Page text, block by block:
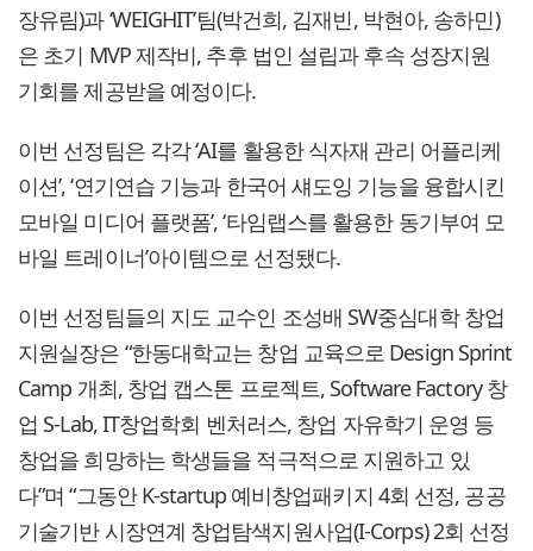
장유림)과 ‘WEIGHIT’팀(박건희, 김재빈, 박현아, 송하민)
은 초기 MVP 제작비, 추후 법인 설립과 후속 성장지원
기회를 제공받을 예정이다.
이번 선정팀은 각각 ‘AI를 활용한 식자재 관리 어플리케
이션’, ‘연기연습 기능과 한국어 섀도잉 기능을 융합시킨
모바일 미디어 플랫폼’, ‘타임랩스를 활용한 동기부여 모
바일 트레이너’아이템으로 선정됐다.
이번 선정팀들의 지도 교수인 조성배 SW중심대학 창업
지원실장은 “한동대학교는 창업 교육으로 Design Sprint
Camp 개최, 창업 캡스톤 프로젝트, Software Factory 창
업 S-Lab, IT창업학회 벤처러스, 창업 자유학기 운영 등
창업을 희망하는 학생들을 적극적으로 지원하고 있
다”며 “그동안 K-startup 예비창업패키지 4회 선정, 공공
기술기반 시장연계 창업탐색지원사업(I-Corps) 2회 선정